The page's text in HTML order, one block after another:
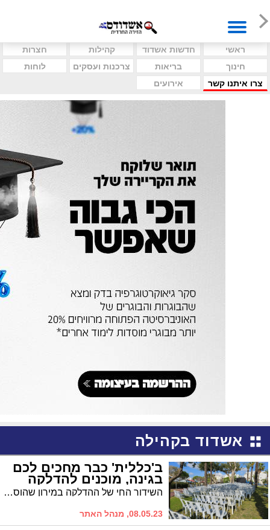
ראשי חדשות אשדוד קהילות
חצרות
חינוך
בריאות צרכנות ועסקים
לוחות
צרו איתנו קשר
אירועים
אשדוד בקהילה
ב'כללית' כבר מחכים לכם
בגינה, מוכנים להדלקה
השידור החי של ההדלקה במירון שהוסדרה בידי קופ"ח כללית ובשיתוף מינהלת רובע ז' - הוסדר. הכיסאות פוזרו על הדשא בגינה, הארטיקים לילדים מוכנים, והמסכים כבר הוצבו. מחכים כעת רק לכם * השידור עד 1 בלילה
08.05.23, מנהל האתר